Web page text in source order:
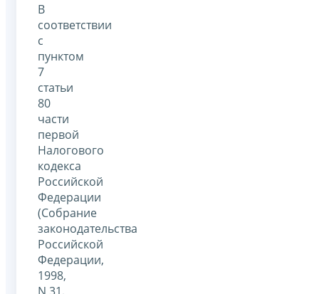
В
соответствии
с
пунктом
7
статьи
80
части
первой
Налогового
кодекса
Российской
Федерации
(Собрание
законодательства
Российской
Федерации,
1998,
N 31,